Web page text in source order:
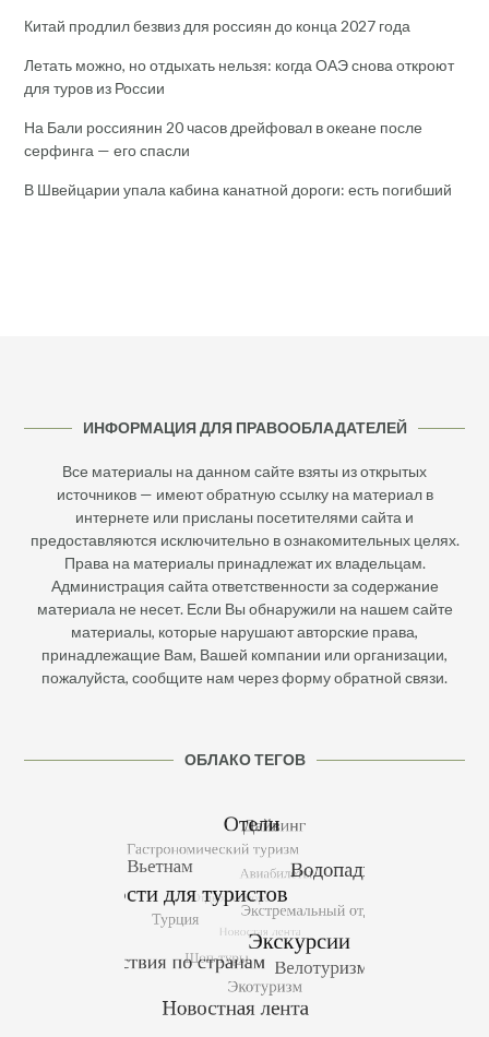
Китай продлил безвиз для россиян до конца 2027 года
Летать можно, но отдыхать нельзя: когда ОАЭ снова откроют
для туров из России
На Бали россиянин 20 часов дрейфовал в океане после
серфинга — его спасли
В Швейцарии упала кабина канатной дороги: есть погибший
ИНФОРМАЦИЯ ДЛЯ ПРАВООБЛАДАТЕЛЕЙ
Все материалы на данном сайте взяты из открытых
источников — имеют обратную ссылку на материал в
интернете или присланы посетителями сайта и
предоставляются исключительно в ознакомительных целях.
Права на материалы принадлежат их владельцам.
Администрация сайта ответственности за содержание
материала не несет. Если Вы обнаружили на нашем сайте
материалы, которые нарушают авторские права,
принадлежащие Вам, Вашей компании или организации,
пожалуйста, сообщите нам через форму обратной связи.
ОБЛАКО ТЕГОВ